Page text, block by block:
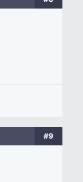
#9